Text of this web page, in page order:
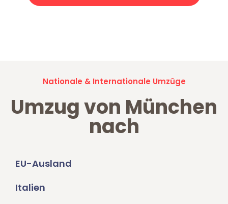
Nationale & Internationale Umzüge
Umzug von München
nach
EU-Ausland
Italien